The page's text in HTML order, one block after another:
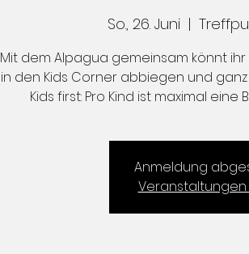
So., 26. Juni
  |
Mit dem Alpagua gemeinsam könnt
in den Kids Corner abbiegen und
Kids first: Pro Kind ist maximal
Anmeldung